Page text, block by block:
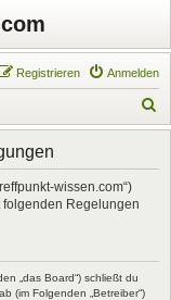
Anmelden
Registrieren
u
wissen.com“)
Regelungen
„das Board“) schließt du
(im Folgenden „Betreiber“)